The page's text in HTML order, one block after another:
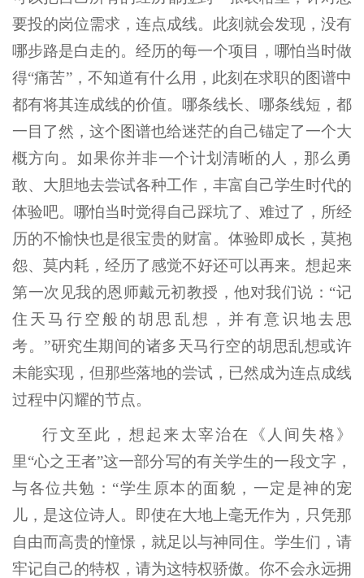
要投的岗位需求，连点成线。此刻就会发现，没有
哪步路是白走的。经历的每一个项目，哪怕当时做
得“痛苦”，不知道有什么用，此刻在求职的图谱中
都有将其连成线的价值。哪条线长、哪条线短，都
一目了然，这个图谱也给迷茫的自己锚定了一个大
概方向。如果你并非一个计划清晰的人，那么勇
敢、大胆地去尝试各种工作，丰富自己学生时代的
体验吧。哪怕当时觉得自己踩坑了、难过了，所经
历的不愉快也是很宝贵的财富。体验即成长，莫抱
怨、莫内耗，经历了感觉不好还可以再来。想起来
第一次见我的恩师戴元初教授，他对我们说：“记
住天马行空般的胡思乱想，并有意识地去思
考。”研究生期间的诸多天马行空的胡思乱想或许
未能实现，但那些落地的尝试，已然成为连点成线
过程中闪耀的节点。
行文至此，想起来太宰治在《人间失格》
里“心之王者”这一部分写的有关学生的一段文字，
与各位共勉：“学生原本的面貌，一定是神的宠
儿，是这位诗人。即使在大地上毫无作为，只凭那
自由而高贵的憧憬，就足以与神同住。学生们，请
牢记自己的特权，请为这特权骄傲。你不会永远拥